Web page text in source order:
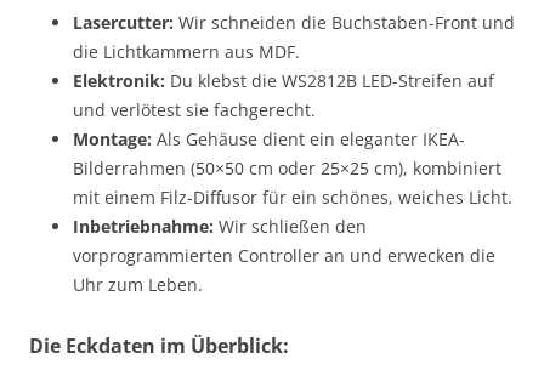
Lasercutter: Wir schneiden die Buchstaben-Front und
die Lichtkammern aus MDF.
Elektronik: Du klebst die WS2812B LED-Streifen auf
und verlötest sie fachgerecht.
Montage: Als Gehäuse dient ein eleganter IKEA-
Bilderrahmen (50×50 cm oder 25×25 cm), kombiniert
mit einem Filz-Diffusor für ein schönes, weiches Licht.
Inbetriebnahme: Wir schließen den
vorprogrammierten Controller an und erwecken die
Uhr zum Leben.
Die Eckdaten im Überblick: